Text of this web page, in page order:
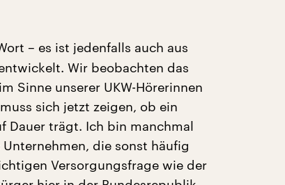
– es ist jedenfalls auch aus
Wir beobachten das
Sinne unserer UKW-Hörerinnen
sich jetzt zeigen, ob ein
Dauer trägt. Ich bin manchmal
die sonst häufig
Versorgungsfrage wie der